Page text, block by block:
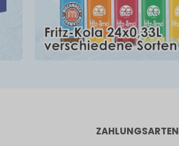
ZAHLUNGSARTEN